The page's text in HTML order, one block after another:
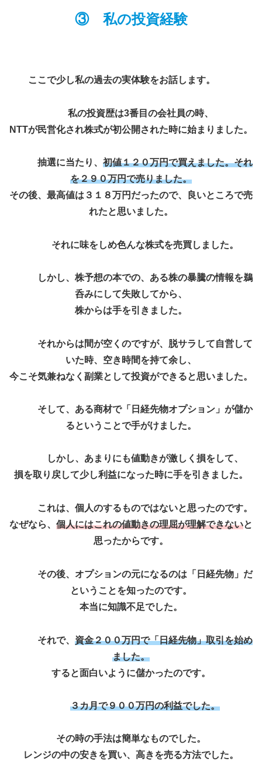
③ 私の投資経験
ここで少し私の過去の実体験をお話します。
私の投資歴は3番目の会社員の時、
NTTが民営化され株式が初公開された時に始まりました。
抽選に当たり、 初値１２０万円で買えました。それ
を２９０万円で売りました。
その後、最高値は３１８万円だったので、良いところで売
れたと思いました。
それに味をしめ色んな株式を売買しました。
しかし、株予想の本での、ある株の暴騰の情報を鵜
呑みにして失敗してから、
株からは手を引きました。
それからは間が空くのですが、脱サラして自営して
いた時、空き時間を持て余し、
今こそ気兼ねなく副業として投資ができると思いました。
そして、 ある商材で「日経先物オプション」が儲か
るということで手がけました。
しかし、あまりにも値動きが激しく損をして、
損を取り戻して少し利益になった時に手を引きました。
これは、個人のするものではないと思ったのです。
なぜなら、 個人にはこれの値動きの理屈が理解できないと
思ったからです。
その後、オプションの元になるのは「日経先物」だ
ということを知ったのです。
本当に知識不足でした。
それで、 資金２００万円で「日経先物」取引を始め
ました。
すると面白いように儲かったのです。
３カ月で９００万円の利益でした。
その時の手法は簡単なものでした。
レンジの中の安きを買い、高きを売る方法でした。